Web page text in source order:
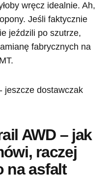
wręcz idealnie. Ah,
Jeśli faktycznie
jeździli po szutrze,
fabrycznych na
AWD – jak
raczej
na asfalt